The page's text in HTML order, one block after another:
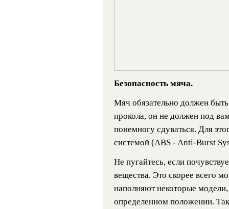
Безопасность мяча.
Мяч обязательно должен
прокола, он не должен под
понемногу сдуваться. Для
системой (ABS - Anti-Burst
Не пугайтесь, если
вещества. Это скорее всего
наполняют некоторые
определенном положении.